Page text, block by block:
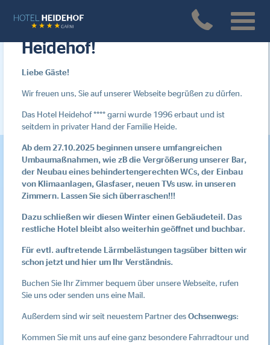
Ihr Hotel im Herzen
Schleswig-Holsteins
Willkommen im Hotel Heidehof
Herzlich Willkommen im
Heidehof!
Liebe Gäste!
Wir freuen uns, Sie auf unserer Webseite begrüßen zu dürfen.
Das Hotel Heidehof **** garni wurde 1996 erbaut und ist
seitdem in privater Hand der Familie Heide.
Ab dem 27.10.2025 beginnen unsere umfangreichen
Umbaumaßnahmen, wie zB die Vergrößerung unserer Bar,
der Neubau eines behindertengerechten WCs, der Einbau
von Klimaanlagen, Glasfaser, neuen TVs usw. in unseren
Zimmern. Lassen Sie sich überraschen!!!
Dazu schließen wir diesen Winter einen Gebäudeteil. Das
restliche Hotel bleibt also weiterhin geöffnet und buchbar.
Für evtl. auftretende Lärmbelästungen tagsüber bitten wir
schon jetzt und hier um Ihr Verständnis.
Buchen Sie Ihr Zimmer bequem über unsere Webseite, rufen
Sie uns oder senden uns eine Mail.
Außerdem sind wir seit neuestem Partner des Ochsenwegs:
Kommen Sie mit uns auf eine ganz besondere Fahrradtour und